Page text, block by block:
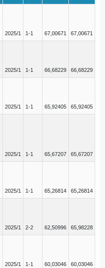
2025/1 1-1 67,00671 67,00671
2025/1 1-1 66,68229 66,68229
2025/1 1-1 65,92405 65,92405
2025/1 1-1 65,67207 65,67207
2025/1 1-1 65,26814 65,26814
2025/1 2-2 62,50996 65,98228
2025/1 1-1 60,03046 60,03046